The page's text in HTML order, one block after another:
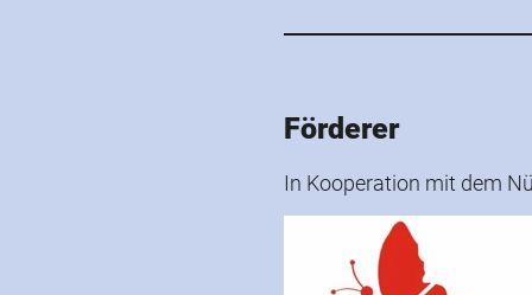
Förderer
In Kooperation mit dem